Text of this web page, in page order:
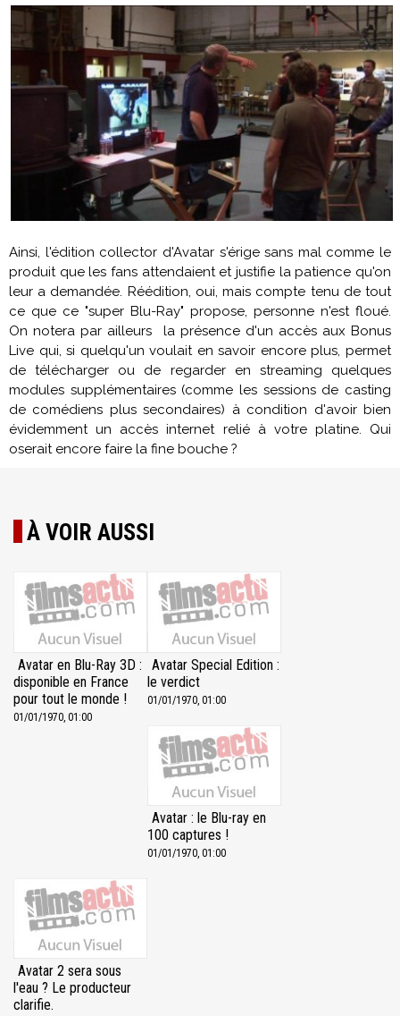
Ainsi, l'édition collector d'Avatars'érige sans mal comme le
produit que les fans attendaient et justifie la patience qu'on
leur a demandée. Réédition, oui, mais compte tenu de tout
ce que ce "super Blu-Ray" propose, personne n'est floué.
On notera par ailleurs la présence d'un accès aux Bonus
Live qui, si quelqu'un voulait en savoir encore plus, permet
de télécharger ou de regarder en streaming quelques
modules supplémentaires (comme les sessions de casting
de comédiens plus secondaires) à condition d'avoir bien
évidemment un accès internet relié à votre platine. Qui
oserait encore faire la fine bouche ?
À VOIR AUSSI
Avatar en Blu-Ray 3D :
disponible en France
pour tout le monde !
01/01/1970, 01:00
Avatar Special Edition :
le verdict
01/01/1970, 01:00
Avatar : le Blu-ray en
100 captures !
01/01/1970, 01:00
Avatar 2 sera sous
l'eau ? Le producteur
clarifie.